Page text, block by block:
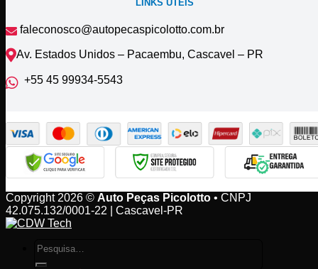
LINKS ÚTEIS
faleconosco@autopecaspicolotto.com.br
Av. Estados Unidos – Pacaembu, Cascavel – PR
+55 45 99934‑5543‬
Copyright 2026 © Auto Peças Picolotto • CNPJ
42.075.132/0001-22 | Cascavel-PR
Pesquisar
por: